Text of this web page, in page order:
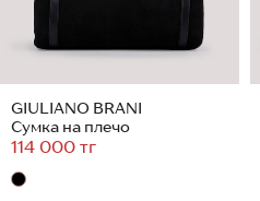
GIULIANO BRANI
Сумка на плечо
114 000 тг